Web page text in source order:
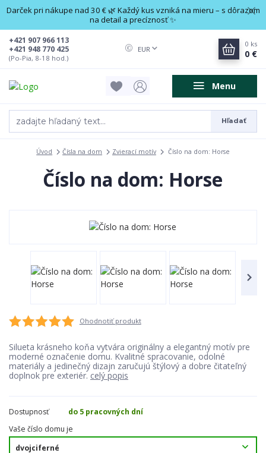
Darček pri nákupe nad 30 € 🌿 Každý kus vzniká na mieru – s dôrazom
na detail a precíznosť ✨
Menu
EUR
Hľadať
+421 948 770 425
+421 907 966 113
(Po-Pia, 8-18 hod.)
0 ks
0 €
Úvod Čísla na dom Zvierací motív Číslo na dom: Horse
Číslo na dom: Horse
Ohodnotiť produkt
Silueta krásneho koňa vytvára originálny a elegantný motív pre
moderné označenie domu. Kvalitné spracovanie, odolné
materiály a jedinečný dizajn zaručujú štýlový a dobre čitateľný
doplnok pre exteriér. celý popis
Dostupnosť
do 5 pracovných dní
Vaše číslo domu je